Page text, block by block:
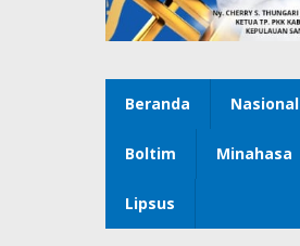
Beranda Nasional
Boltim Minahasa
Lipsus